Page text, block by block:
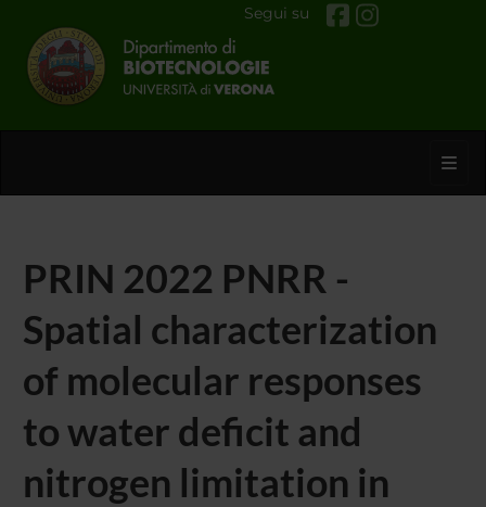
Segui su
PRIN 2022 PNRR -
Spatial characterization
of molecular responses
to water deficit and
nitrogen limitation in